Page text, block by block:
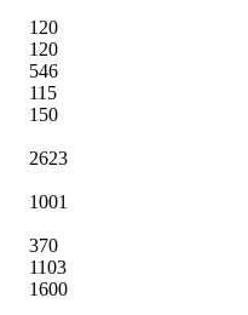
120
120
546
115
150
2623
1001
370
1103
1600